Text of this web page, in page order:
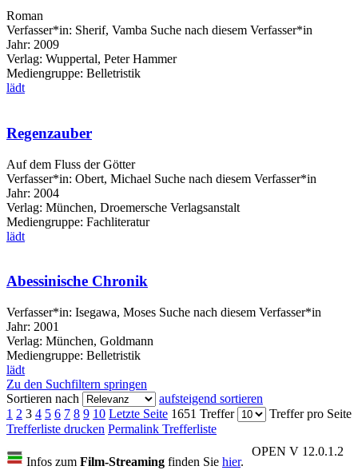
Roman
Verfasser*in: Sherif, Vamba Suche nach diesem Verfasser*in
Jahr: 2009
Verlag: Wuppertal, Peter Hammer
Mediengruppe: Belletristik
lädt
Regenzauber
Auf dem Fluss der Götter
Verfasser*in: Obert, Michael Suche nach diesem Verfasser*in
Jahr: 2004
Verlag: München, Droemersche Verlagsanstalt
Mediengruppe: Fachliteratur
lädt
Abessinische Chronik
Verfasser*in: Isegawa, Moses Suche nach diesem Verfasser*in
Jahr: 2001
Verlag: München, Goldmann
Mediengruppe: Belletristik
lädt
Zu den Suchfiltern springen
Sortieren nach
aufsteigend sortieren
1 2 3 4 5 6 7 8 9 10 Letzte Seite 1651 Treffer
Treffer pro Seite
Trefferliste drucken Permalink Trefferliste
OPEN V 12.0.1.2
Infos zum Film-Streaming finden Sie hier.